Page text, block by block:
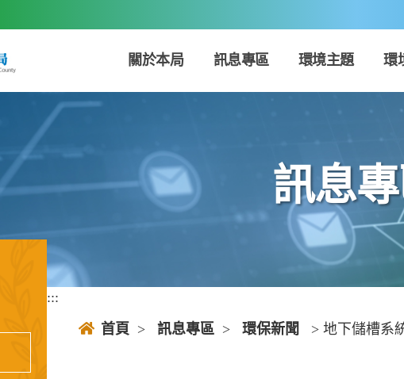
關於本局 訊息專區 環境主題 環
訊息
:::
首頁 > 訊息專區 > 環保新聞 > 地下儲槽系